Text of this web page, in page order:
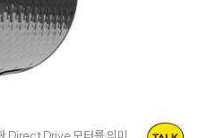
Direct Drive 모터를 의미